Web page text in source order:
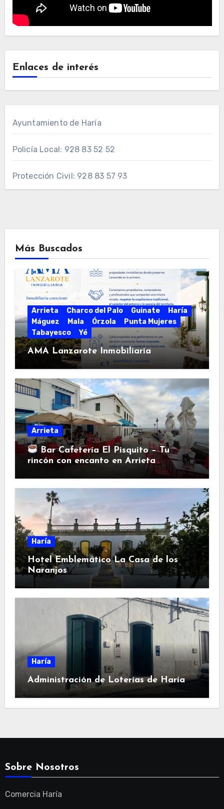
Enlaces de interés
Ayuntamiento de Haría
Policía Local: 928 83 52 52
Protección Civil: 928 83 57 93
Más Buscados
Arrieta Charco del Palo Guinate
Haría
Máguez
Mala Órzola
Punta Mujeres
Tabayesco
Yé
AMA Lanzarote Inmobiliaria
Arrieta
Bar Cafetería El Pisquito – Tu
rincón con encanto en Arrieta
Haría
Hotel Emblemático La Casa de los
Naranjos
Haría
Administración de Loterías de Haría
Sobre Nosotros
Comercia Haría